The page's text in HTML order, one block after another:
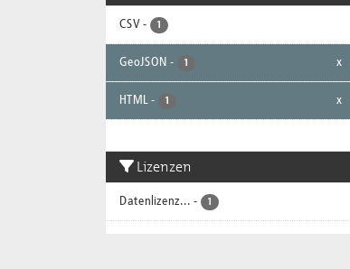
CSV - 1
GeoJSON - 1 x
HTML - 1 x
Lizenzen
Datenlizenz... - 1